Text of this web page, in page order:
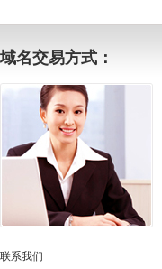
域名交易方式：
联系我们